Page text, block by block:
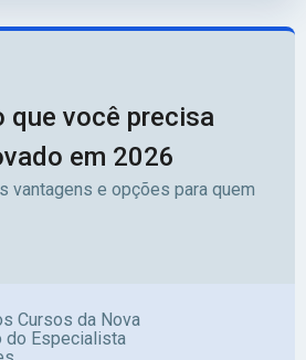
que você precisa
em 2026
vantagens e opções para quem
Cursos da Nova
do Especialista